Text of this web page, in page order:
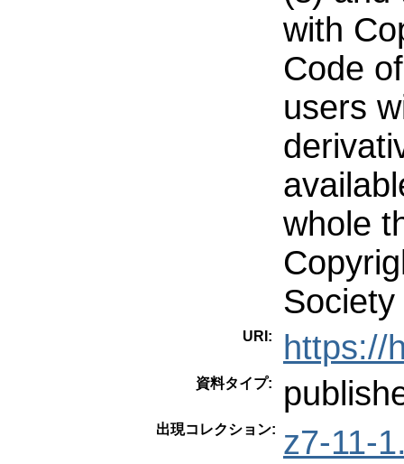
with
Code
users
whole
URI: https://
資料タイプ:
出現コレクション: z7-11-